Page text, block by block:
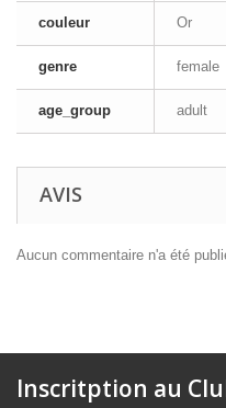
couleur Or
genre female
age_group adult
AVIS
Aucun commentaire n'a été
Inscritption au